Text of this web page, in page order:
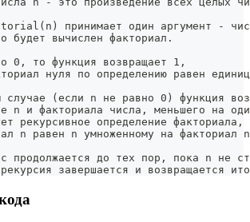
принимает один аргумент -
будет вычислен факториал.
0, то функция возвращает 1,
нуля по определению равен
случае (если n не равно 0) функция
n и факториала числа, меньшего на
рекурсивное определение факториала,
n равен n умноженному на факториал
продолжается до тех пор, пока n не
завершается и возвращается